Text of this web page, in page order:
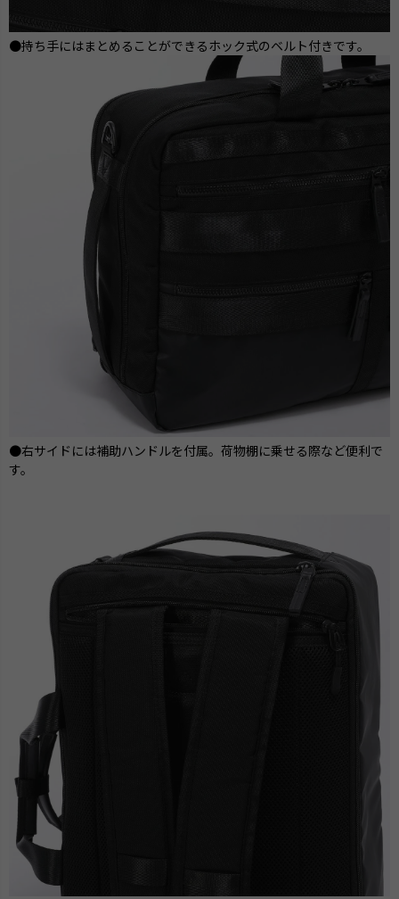
●持ち手にはまとめることができるホック式のベルト付きです。
●右サイドには補助ハンドルを付属。荷物棚に乗せる際など便利で
す。